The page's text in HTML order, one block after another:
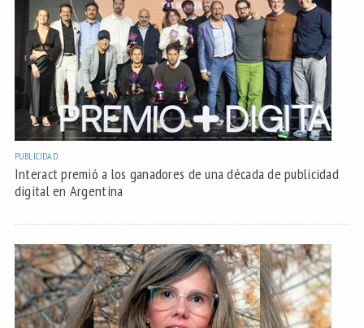
PUBLICIDAD
Interact premió a los ganadores de una década de publicidad
digital en Argentina